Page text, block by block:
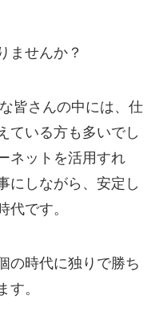
ませんか？
皆さんの中には、仕
ている方も多いでし
ネットを活用すれ
にしながら、安定し
代です。
の時代に独りで勝ち
す。